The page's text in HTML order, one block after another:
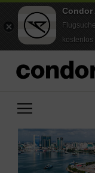
Condor